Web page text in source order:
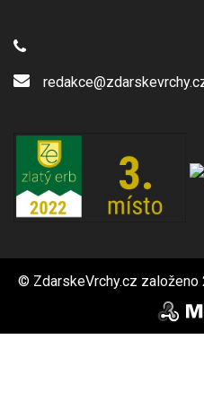
© ZdarskeVrchy.cz založeno